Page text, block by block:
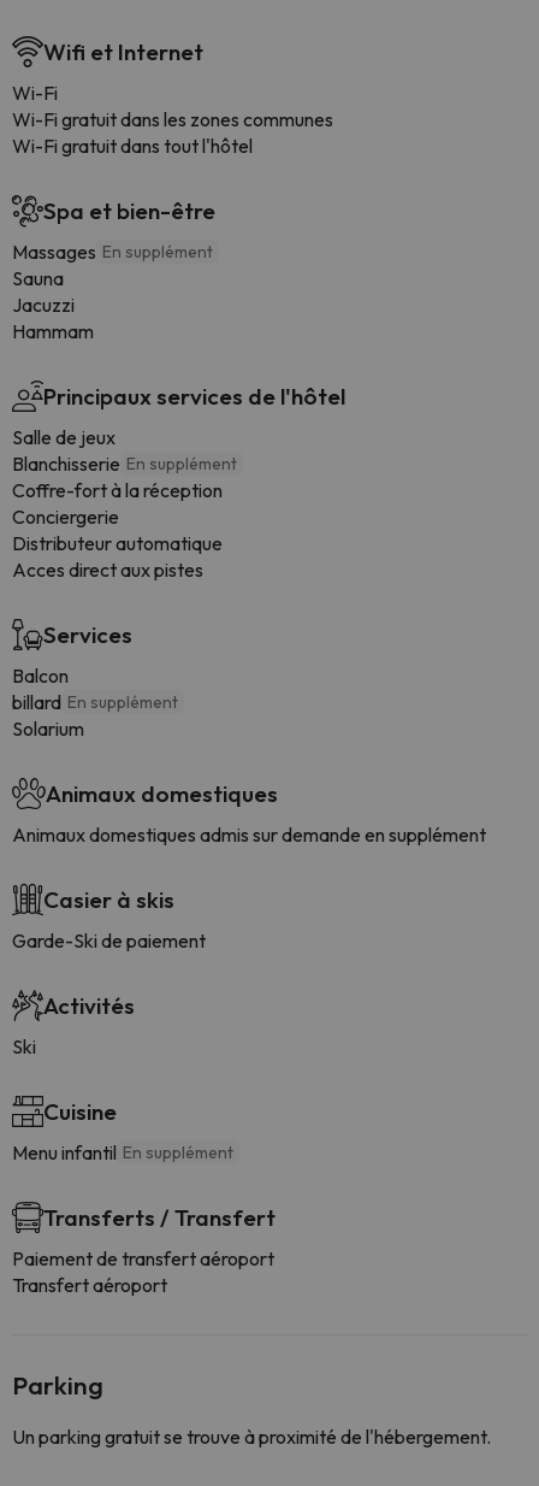
Wifi et Internet
Wi-Fi
Wi-Fi gratuit dans les zones communes
Wi-Fi gratuit dans tout l'hôtel
Spa et bien-être
Massages En supplément
Sauna
Jacuzzi
Hammam
Principaux services de l'hôtel
Salle de jeux
Blanchisserie En supplément
Coffre-fort à la réception
Conciergerie
Distributeur automatique
Acces direct aux pistes
Services
Balcon
billard En supplément
Solarium
Animaux domestiques
Animaux domestiques admis sur demande en supplément
Casier à skis
Garde-Ski de paiement
Activités
Ski
Cuisine
Menu infantil En supplément
Transferts / Transfert
Paiement de transfert aéroport
Transfert aéroport
Parking
Un parking gratuit se trouve à proximité de l'hébergement.